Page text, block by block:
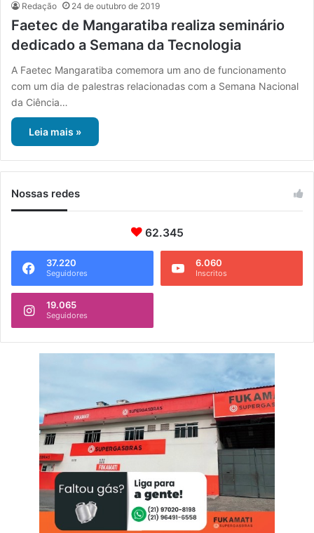
Redação 24 de outubro de 2019
Faetec de Mangaratiba realiza seminário
dedicado a Semana da Tecnologia
A Faetec Mangaratiba comemora um ano de funcionamento
com um dia de palestras relacionadas com a Semana Nacional
da Ciência…
Leia mais »
Nossas redes
62.345
37.220
Seguidores
6.060
Inscritos
19.065
Seguidores